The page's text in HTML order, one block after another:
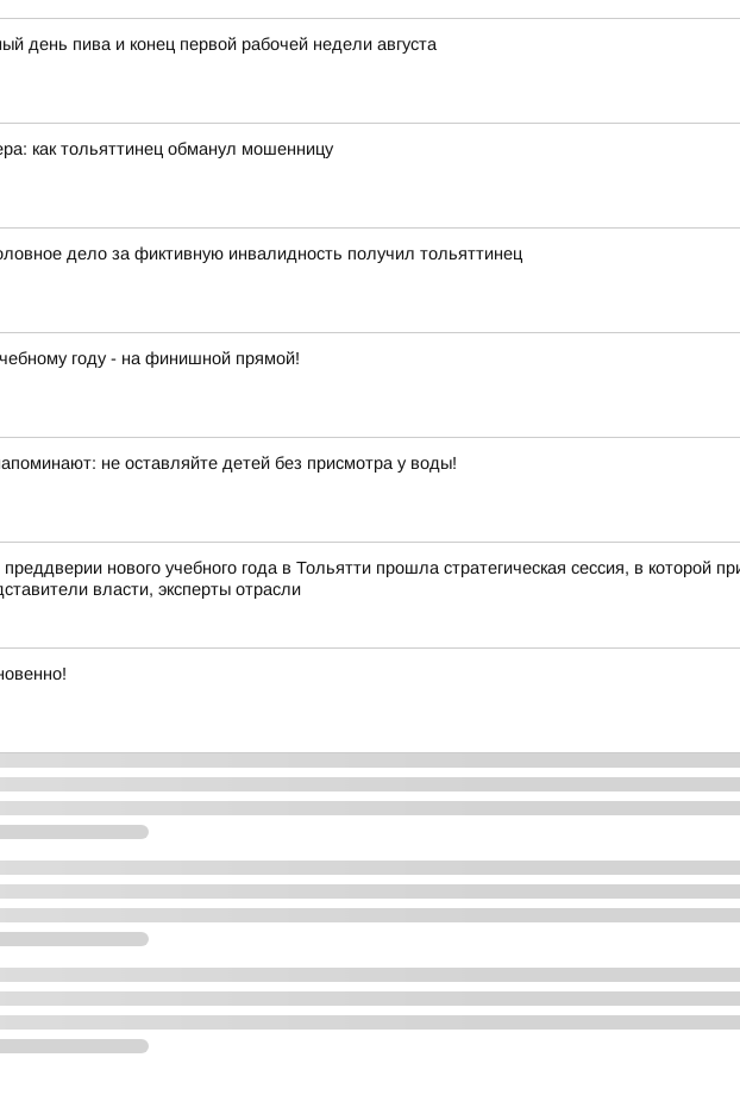
день пива и конец первой рабочей недели августа
как тольяттинец обманул мошенницу
дело за фиктивную инвалидность получил тольяттинец
году - на финишной прямой!
не оставляйте детей без присмотра у воды!
нового учебного года в Тольятти прошла стратегическая сессия, в которой
власти, эксперты отрасли